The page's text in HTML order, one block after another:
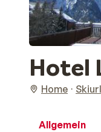
Hotel
Home
Allgemein